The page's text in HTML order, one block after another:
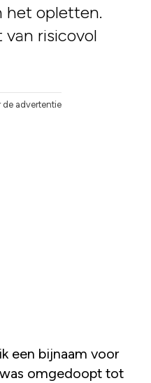
het opletten.
risicovol
de advertentie
omgedoopt tot